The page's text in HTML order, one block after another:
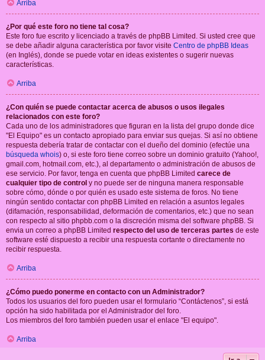
Arriba
¿Por qué este foro no tiene tal cosa?
Este foro fue escrito y licenciado a través de phpBB Limited. Si usted cree que
se debe añadir alguna característica por favor visite Centro de phpBB Ideas
(en Inglés), donde se puede votar en ideas existentes o sugerir nuevas
características.
Arriba
¿Con quién se puede contactar acerca de abusos o usos ilegales
relacionados con este foro?
Cada uno de los administradores que figuran en la lista del grupo donde dice
"El Equipo" es un contacto apropiado para enviar sus quejas. Si así no obtiene
respuesta debería tratar de contactar con el dueño del dominio (efectúe una
búsqueda whois) o, si este foro tiene correo sobre un dominio gratuito (Yahoo!,
gmail.com, hotmail.com, etc.), al departamento o administración de abusos de
ese servicio. Por favor, tenga en cuenta que phpBB Limited carece de
cualquier tipo de control y no puede ser de ninguna manera responsable
sobre cómo, dónde o por quién es usado este sistema de foros. No tiene
ningún sentido contactar con phpBB Limited en relación a asuntos legales
(difamación, responsabilidad, deformación de comentarios, etc.) que no sean
con respecto al sitio phpbb.com o la discreción misma del software phpBB. Si
envia un correo a phpBB Limited respecto del uso de terceras partes de este
software esté dispuesto a recibir una respuesta cortante o directamente no
recibir respuesta.
Arriba
¿Cómo puedo ponerme en contacto con un Administrador?
Todos los usuarios del foro pueden usar el formulario “Contáctenos”, si está
opción ha sido habilitada por el Administrador del foro.
Los miembros del foro también pueden usar el enlace "El equipo".
Arriba